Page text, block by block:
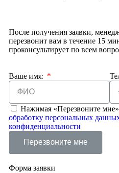
После получения заявки,
перезвонит вам в течение 15
проконсультирует по всем
Ваше имя:
Нажимая «Перезвоните
обработку персональных
конфиденциальности
Перезвоните мне
Форма заявки